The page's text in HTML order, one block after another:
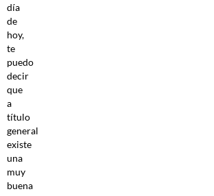
día
de
hoy,
te
puedo
decir
que
a
título
general
existe
una
muy
buena